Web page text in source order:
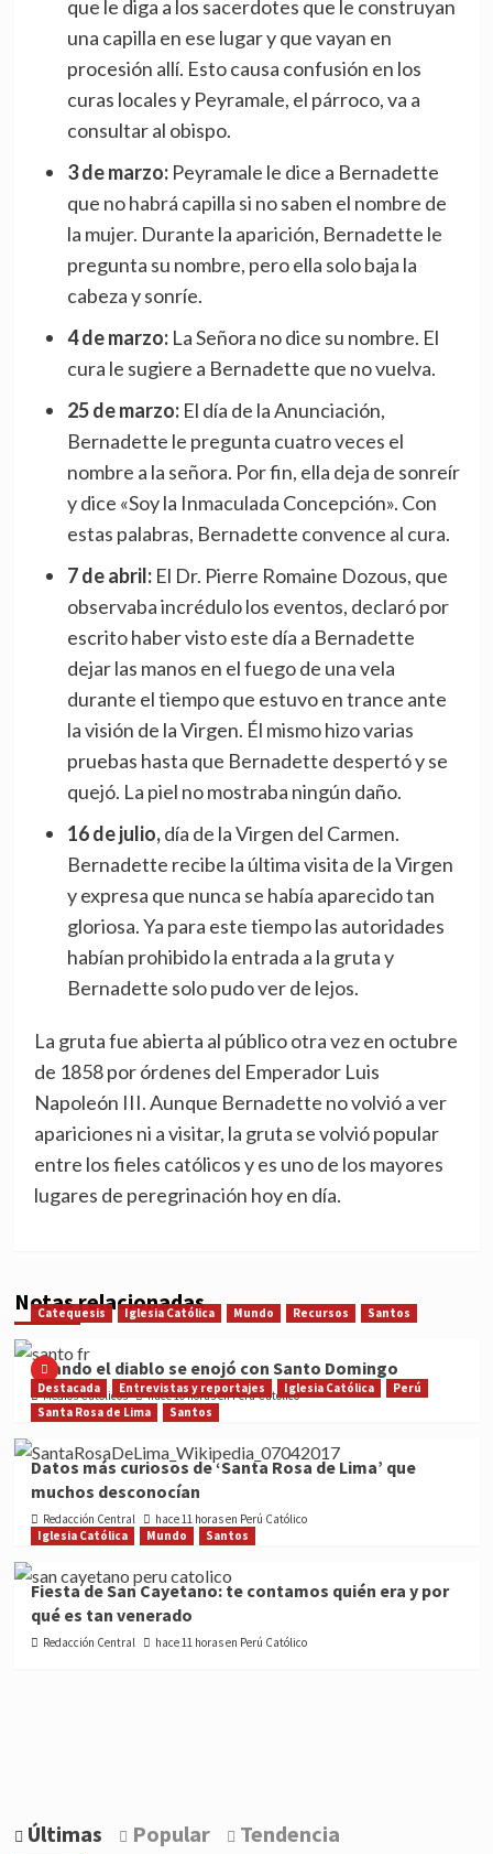
que le diga a los sacerdotes que le construyan
una capilla en ese lugar y que vayan en
procesión allí. Esto causa confusión en los
curas locales y Peyramale, el párroco, va a
consultar al obispo.
3 de marzo: Peyramale le dice a Bernadette
que no habrá capilla si no saben el nombre de
la mujer. Durante la aparición, Bernadette le
pregunta su nombre, pero ella solo baja la
cabeza y sonríe.
4 de marzo: La Señora no dice su nombre. El
cura le sugiere a Bernadette que no vuelva.
25 de marzo: El día de la Anunciación,
Bernadette le pregunta cuatro veces el
nombre a la señora. Por fin, ella deja de sonreír
y dice «Soy la Inmaculada Concepción». Con
estas palabras, Bernadette convence al cura.
7 de abril:El Dr. Pierre Romaine Dozous, que
observaba incrédulo los eventos, declaró por
escrito haber visto este día a Bernadette
dejar las manos en el fuego de una vela
durante el tiempo que estuvo en trance ante
la visión de la Virgen. Él mismo hizo varias
pruebas hasta que Bernadette despertó y se
quejó. La piel no mostraba ningún daño.
16 de julio,día de la Virgen del Carmen.
Bernadette recibe la última visita de la Virgen
y expresa que nunca se había aparecido tan
gloriosa. Ya para este tiempo las autoridades
habían prohibido la entrada a la gruta y
Bernadette solo pudo ver de lejos.
La gruta fue abierta al público otra vez en octubre
de 1858 por órdenes del Emperador Luis
Napoleón III. Aunque Bernadette no volvió a ver
apariciones ni a visitar, la gruta se volvió popular
entre los fieles católicos y es uno de los mayores
lugares de peregrinación hoy en día.
Notas relacionadas
Catequesis Iglesia Católica Mundo Recursos Santos
Cuando el diablo se enojó con Santo Domingo
Medios Católicos hace 10 horas en Perú Católico
Destacada Entrevistas y reportajes Iglesia Católica
Perú
Santa Rosa de Lima
Santos
Datos más curiosos de ‘Santa Rosa de Lima’ que
muchos desconocían
Redacción Central
hace 11 horas en Perú Católico
Iglesia Católica
Mundo Santos
Fiesta de San Cayetano: te contamos quién era y por
qué es tan venerado
Redacción Central hace 11 horas en Perú Católico
Últimas Popular Tendencia